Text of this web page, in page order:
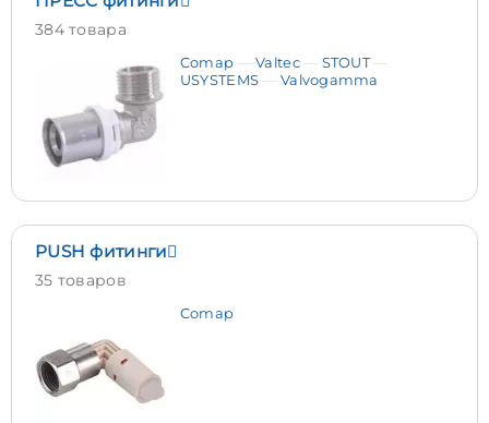
384 товара
Comap Valtec
STOUT
USYSTEMS
Valvogamma
PUSH фитинги
35 товаров
Comap